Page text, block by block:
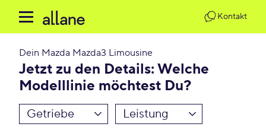
Kontakt
Dein Mazda Mazda3 Limousine
Jetzt zu den Details: Welche
Modelllinie möchtest Du?
Getriebe Leistung